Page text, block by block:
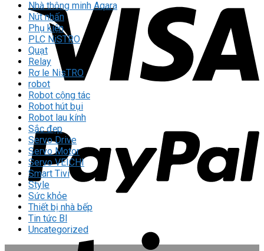
Nhà thông minh Aqara
Nút nhấn
Phụ kiện
PLC NiSTRO
Quạt
Relay
Rơ le NisTRO
robot
Robot cộng tác
Robot hút bụi
Robot lau kính
Sắc đẹp
Servo Drive
Servo Motor
Servo VEICHI
Smart Tivi
Style
Sức khỏe
Thiết bị nhà bếp
Tin tức Bl
Uncategorized